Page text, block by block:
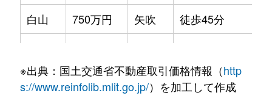
白山
750万円 矢吹 徒歩45分
八幡町
630万円 矢吹 徒歩26分
※出典：国土交通省不動産取引価格情報（http
s://www.reinfolib.mlit.go.jp/）を加工して作成